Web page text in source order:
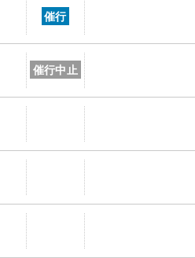
催行
催行中止